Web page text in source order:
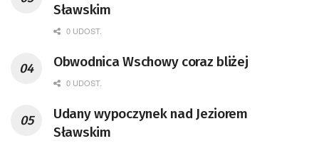
Sławskim
0 UDOST.
Obwodnica Wschowy coraz bliżej
0 UDOST.
Udany wypoczynek nad Jeziorem
Sławskim